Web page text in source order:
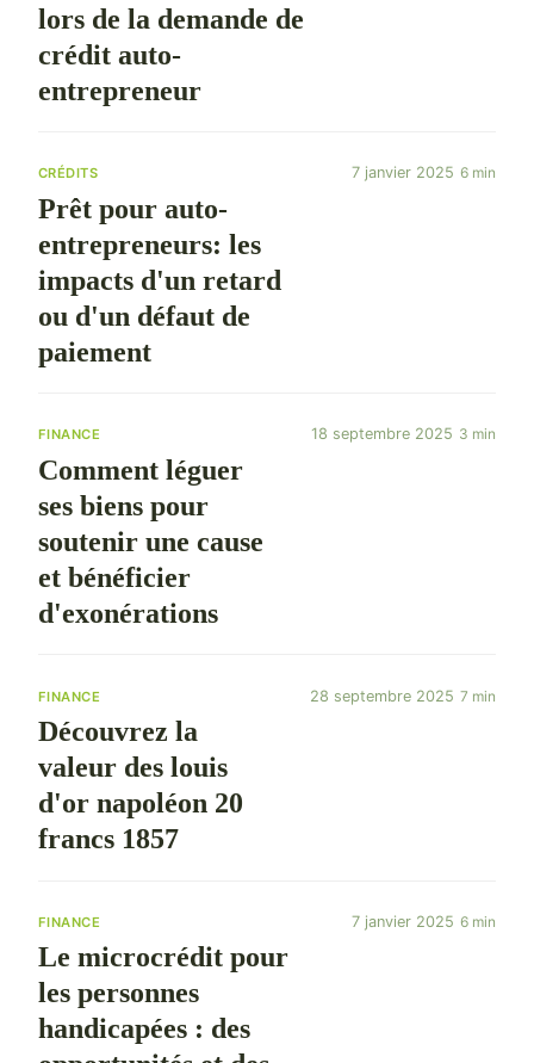
lors de la demande de
crédit auto-
entrepreneur
CRÉDITS
Prêt pour auto-
entrepreneurs: les
impacts d'un retard
ou d'un défaut de
paiement
7 janvier 2025 6 min
FINANCE
Comment léguer
ses biens pour
soutenir une cause
et bénéficier
d'exonérations
18 septembre 2025 3 min
FINANCE
Découvrez la
valeur des louis
d'or napoléon 20
francs 1857
28 septembre 2025 7 min
FINANCE
Le microcrédit pour
les personnes
handicapées : des
7 janvier 2025 6 min